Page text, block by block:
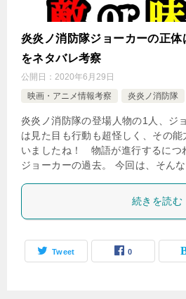
炎炎ノ消防隊ジョーカーの正体
をネタバレ考察
公開日： 2020年6月29日
映画・アニメ情報考察
炎炎ノ消防隊
炎炎ノ消防隊の登場人物の1人、ジ
は見た目も行動も超怪しく、その
いましたね！ 物語が進行するにつ
ジョーカーの過去。 今回は、そん
続きを読む
Tweet 0